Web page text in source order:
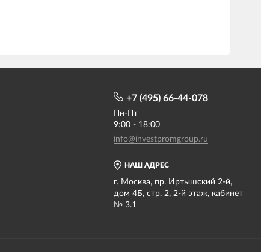
НАШ АДРЕС
г. Москва, пр. Иртышский 2-й,
дом 4Б, стр. 2, 2-й этаж, кабинет
№ 3.1
+7 (495) 66-44-078
Пн-Пт
9:00 - 18:00
info@investpromgroup.ru